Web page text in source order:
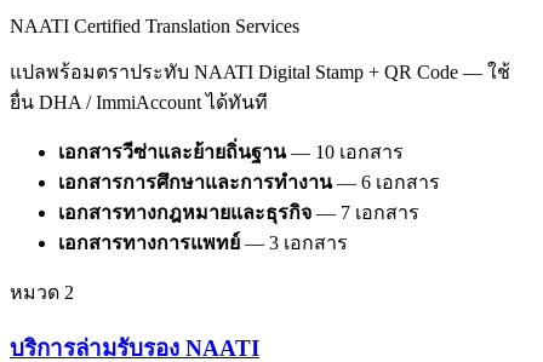
NAATI Certified Translation Services
แปลพร้อมตราประทับ NAATI Digital Stamp + QR Code — ใช้
ยื่น DHA / ImmiAccount ได้ทันที
เอกสารวีซ่าและย้ายถิ่นฐาน— 10 เอกสาร
เอกสารการศึกษาและการทำงาน— 6 เอกสาร
เอกสารทางกฎหมายและธุรกิจ — 7 เอกสาร
เอกสารทางการแพทย์ — 3 เอกสาร
หมวด 2
บริการล่ามรับรอง NAATI